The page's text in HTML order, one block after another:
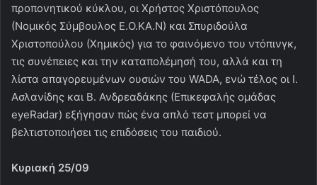
προπονητικού κύκλου, οι Χρήστος Χριστόπουλος
(Νομικός Σύμβουλος Ε.Ο.ΚΑ.Ν) και Σπυριδούλα
Χριστοπούλου (Χημικός) για το φαινόμενο του ντόπινγκ,
τις συνέπειες και την καταπολέμησή του, αλλά και τη
λίστα απαγορευμένων ουσιών του WADA, ενώ τέλος οι Ι.
Ασλανίδης και Β. Ανδρεαδάκης (Επικεφαλής ομάδας
eyeRadar) εξήγησαν πώς ένα απλό τεστ μπορεί να
βελτιστοποιήσει τις επιδόσεις του παιδιού.
Κυριακή 25/09